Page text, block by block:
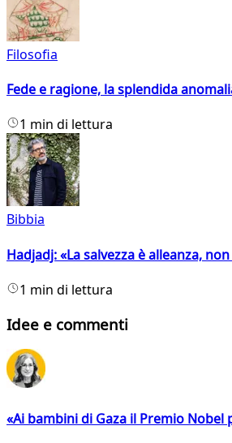
Filosofia
Fede e ragione, la splendida
1 min di lettura
Bibbia
Hadjadj: «La salvezza è alleanza,
1 min di lettura
Idee e commenti
«Ai bambini di Gaza il Premio Nobel